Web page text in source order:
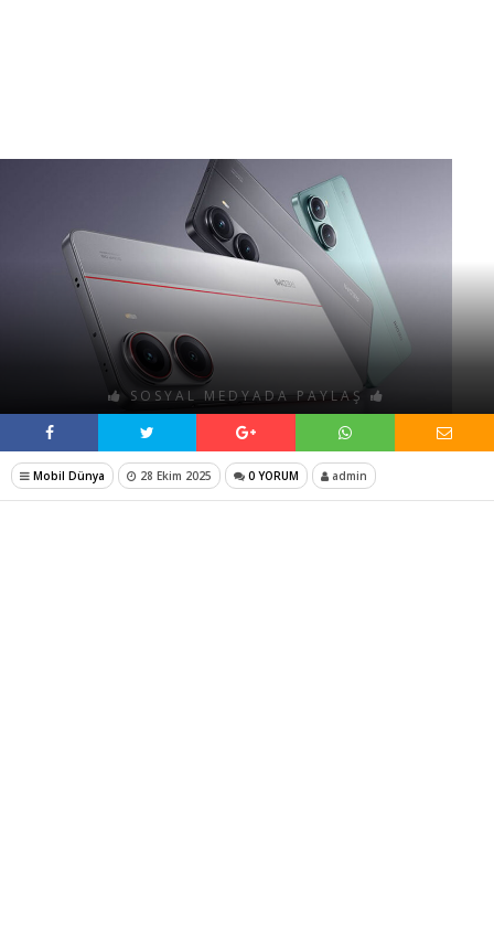
SOSYAL MEDYADA PAYLAŞ
Mobil Dünya 28 Ekim 2025 0 YORUM admin